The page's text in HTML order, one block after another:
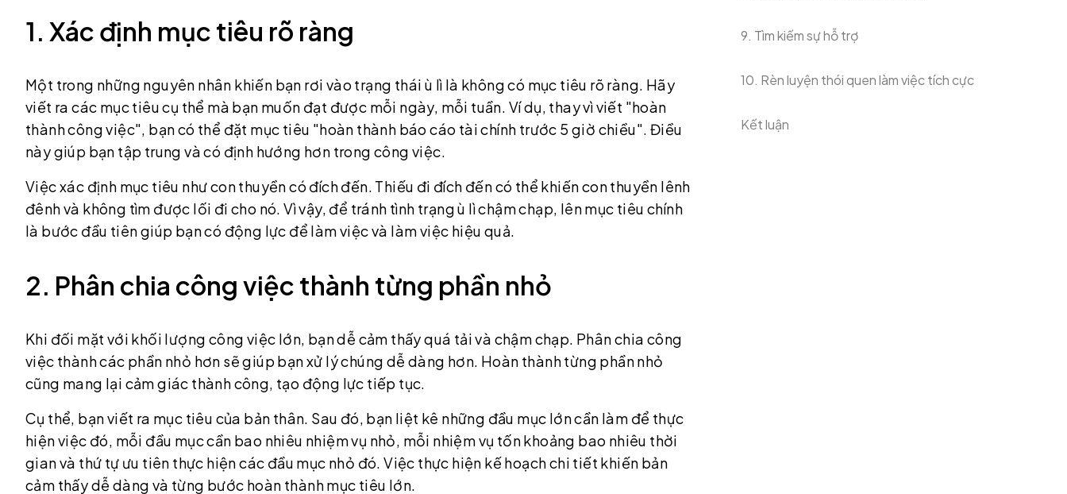
9. Tìm kiếm sự hỗ trợ
10. Rèn luyện thói quen làm việc tích cực
Kết luận
1. Xác định mục tiêu rõ ràng
Một trong những nguyên nhân khiến bạn rơi vào trạng thái ù lì là không có mục tiêu rõ ràng. Hãy
viết ra các mục tiêu cụ thể mà bạn muốn đạt được mỗi ngày, mỗi tuần. Ví dụ, thay vì viết "hoàn
thành công việc", bạn có thể đặt mục tiêu "hoàn thành báo cáo tài chính trước 5 giờ chiều". Điều
này giúp bạn tập trung và có định hướng hơn trong công việc.
Việc xác định mục tiêu như con thuyền có đích đến. Thiếu đi đích đến có thể khiến con thuyền lênh
đênh và không tìm được lối đi cho nó. Vì vậy, để tránh tình trạng ù lì chậm chạp, lên mục tiêu chính
là bước đầu tiên giúp bạn có động lực để làm việc và làm việc hiệu quả.
2. Phân chia công việc thành từng phần nhỏ
Khi đối mặt với khối lượng công việc lớn, bạn dễ cảm thấy quá tải và chậm chạp. Phân chia công
việc thành các phần nhỏ hơn sẽ giúp bạn xử lý chúng dễ dàng hơn. Hoàn thành từng phần nhỏ
cũng mang lại cảm giác thành công, tạo động lực tiếp tục.
Cụ thể, bạn viết ra mục tiêu của bản thân. Sau đó, bạn liệt kê những đầu mục lớn cần làm để thực
hiện việc đó, mỗi đầu mục cần bao nhiêu nhiệm vụ nhỏ, mỗi nhiệm vụ tốn khoảng bao nhiêu thời
gian và thứ tự ưu tiên thực hiện các đầu mục nhỏ đó. Việc thực hiện kế hoạch chi tiết khiến bản
cảm thấy dễ dàng và từng bước hoàn thành mục tiêu lớn.